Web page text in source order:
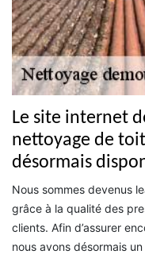
Le site internet
nettoyage de
désormais
Nous sommes devenus
grâce à la qualité des
clients. Afin d’assurer
nous avons désormais